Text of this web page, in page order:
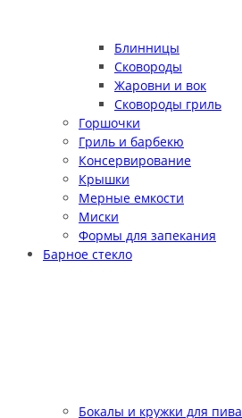
Блинницы
Сковороды
Жаровни и вок
Сковороды гриль
Горшочки
Гриль и барбекю
Консервирование
Крышки
Мерные емкости
Миски
Формы для запекания
Барное стекло
Бокалы и кружки для пива